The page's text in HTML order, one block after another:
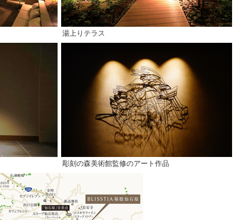
湯上りテラス
彫刻の森美術館監修のアート作品